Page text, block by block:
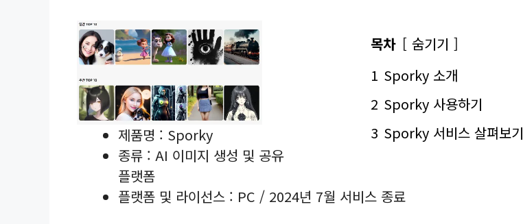
목차
숨기기
1 Sporky 소개
2 Sporky 사용하기
3 Sporky 서비스 살펴보기
제품명 : Sporky
종류 : AI 이미지 생성 및 공유
플랫폼
플랫폼 및 라이선스 : PC / 2024년 7월 서비스 종료